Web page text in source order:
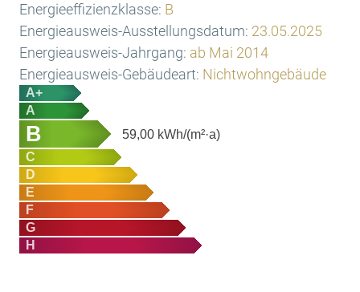
Energieeffizienzklasse: B
Energieausweis-Ausstellungsdatum: 23.05.2025
Energieausweis-Jahrgang: ab Mai 2014
Energieausweis-Gebäudeart: Nichtwohngebäude
A+
A
B 59,00 kWh/(m²·a)
C
D
E
F
G
H